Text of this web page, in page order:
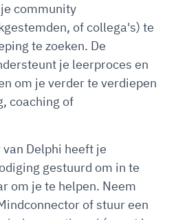
community
of collega's) te
te zoeken. De
je leerproces en
om je verder te verdiepen
coaching of
Delphi heeft je
gestuurd om in te
om je te helpen. Neem
of stuur een